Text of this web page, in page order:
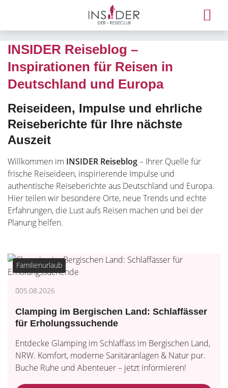
INSIDER Reiseblog –
Inspirationen für Reisen in
Deutschland und Europa
Reiseideen, Impulse und ehrliche
Reiseberichte für Ihre nächste
Auszeit
Willkommen im INSIDER Reiseblog– Ihrer Quelle für
frische Reiseideen, inspirierende Impulse und
authentische Reiseberichte aus Deutschland und Europa.
Hier teilen wir besondere Orte, neue Trends und echte
Erfahrungen, die Lust aufs Reisen machen und bei der
Planung helfen.
Familienurlaub
05.08.2026
Clamping im Bergischen Land: Schlaffässer
für Erholungssuchende
Entdecke Glamping im Schlaffass im Bergischen Land,
NRW. Komfort, moderne Sanitäranlagen & Natur pur.
Buche Ruhe und Abenteuer – jetzt informieren!